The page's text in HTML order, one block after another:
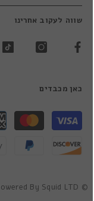
שווה לעקוב אחרינו
כאן מכבדים
שיטות
תשלום
© Pegasus Optics. Powered By Squid LTD